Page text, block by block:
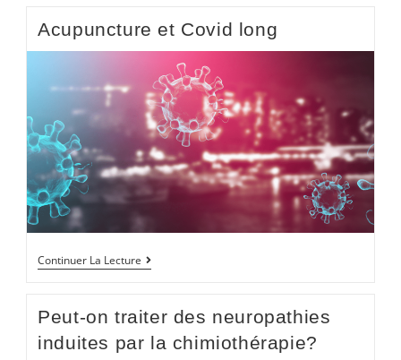
Acupuncture et Covid long
Continuer La Lecture
Peut-on traiter des neuropathies
induites par la chimiothérapie?